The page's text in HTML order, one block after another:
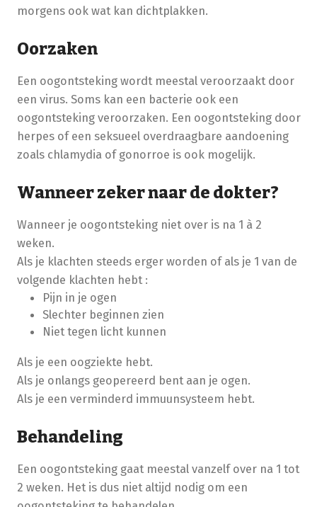
morgens ook wat kan dichtplakken.
Oorzaken
Een oogontsteking wordt meestal veroorzaakt door
een virus. Soms kan een bacterie ook een
oogontsteking veroorzaken. Een oogontsteking door
herpes of een seksueel overdraagbare aandoening
zoals chlamydia of gonorroe is ook mogelijk.
Wanneer zeker naar de dokter?
Wanneer je oogontsteking niet over is na 1 à 2
weken.
Als je klachten steeds erger worden of als je 1 van de
volgende klachten hebt :
Pijn in je ogen
Slechter beginnen zien
Niet tegen licht kunnen
Als je een oogziekte hebt.
Als je onlangs geopereerd bent aan je ogen.
Als je een verminderd immuunsysteem hebt.
Behandeling
Een oogontsteking gaat meestal vanzelf over na 1 tot
2 weken. Het is dus niet altijd nodig om een